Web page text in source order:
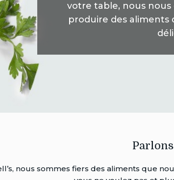
votre table, nous nous
produire des aliments
nous sommes fiers des aliments que